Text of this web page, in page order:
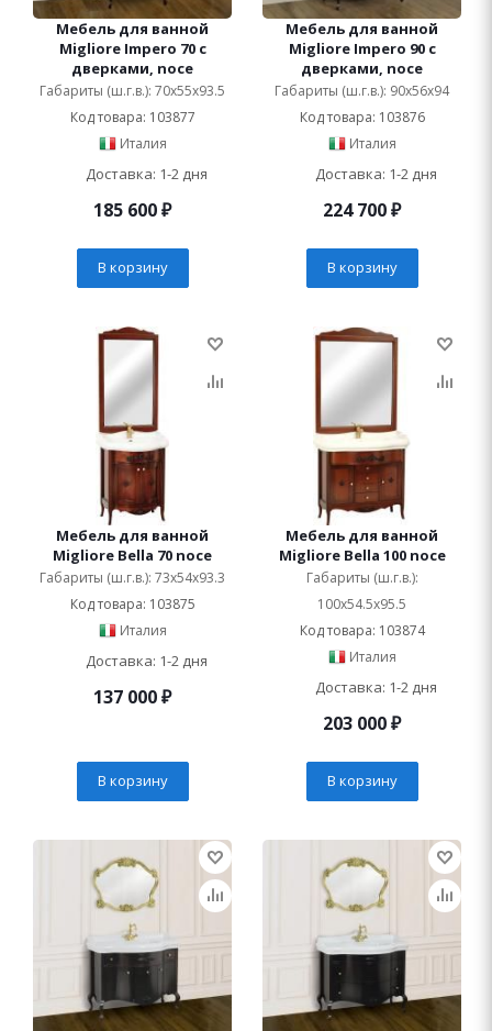
Мебель для ванной
Migliore Impero 70 с
дверками, noce
Габариты (ш.г.в.): 70x55x93.5
Код товара: 103877
Италия
Доставка: 1-2 дня
185 600₽
В корзину
Мебель для ванной
Migliore Impero 90 с
дверками, noce
Габариты (ш.г.в.): 90x56x94
Код товара: 103876
Италия
Доставка: 1-2 дня
224 700₽
В корзину
Мебель для ванной
Migliore Bella 70 noce
Габариты (ш.г.в.): 73x54x93.3
Код товара: 103875
Италия
Доставка: 1-2 дня
137 000₽
В корзину
Мебель для ванной
Migliore Bella 100 noce
Габариты (ш.г.в.):
100x54.5x95.5
Код товара: 103874
Италия
Доставка: 1-2 дня
203 000₽
В корзину